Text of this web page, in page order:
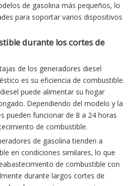
de gasolina más pequeños, lo
para soportar varios dispositivos
durante los cortes de
de los generadores diesel
es su eficiencia de combustible.
puede alimentar su hogar
Dependiendo del modelo y la
pueden funcionar de 8 a 24 horas
de combustible.
de gasolina tienden a
en condiciones similares, lo que
de combustible con
durante largos cortes de